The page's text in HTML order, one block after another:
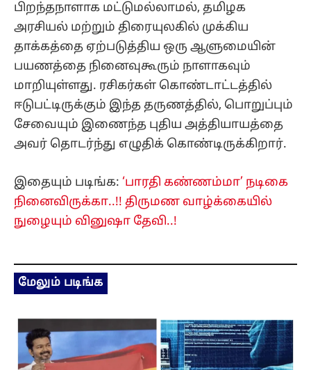
பிறந்தநாளாக மட்டுமல்லாமல், தமிழக
அரசியல் மற்றும் திரையுலகில் முக்கிய
தாக்கத்தை ஏற்படுத்திய ஒரு ஆளுமையின்
பயணத்தை நினைவுகூரும் நாளாகவும்
மாறியுள்ளது. ரசிகர்கள் கொண்டாட்டத்தில்
ஈடுபட்டிருக்கும் இந்த தருணத்தில், பொறுப்பும்
சேவையும் இணைந்த புதிய அத்தியாயத்தை
அவர் தொடர்ந்து எழுதிக் கொண்டிருக்கிறார்.
இதையும் படிங்க: ‘பாரதி கண்ணம்மா’ நடிகை
நினைவிருக்கா..!! திருமண வாழ்க்கையில்
நுழையும் வினுஷா தேவி..!
மேலும் படிங்க